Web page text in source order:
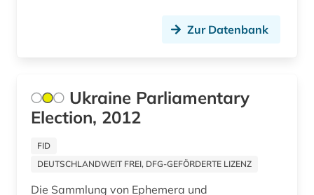
kartierung (1)
klimaänderung (1)
Zur Datenbank
Ukraine Parliamentary
Election, 2012
FID
DEUTSCHLANDWEIT FREI, DFG-GEFÖRDERTE LIZENZ
Die Sammlung von Ephemera und